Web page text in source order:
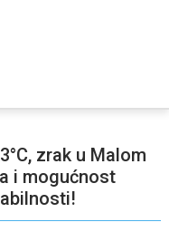
zrak u Malom
i mogućnost